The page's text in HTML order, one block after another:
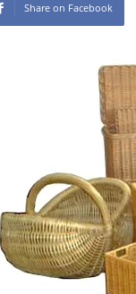
Share on Facebook